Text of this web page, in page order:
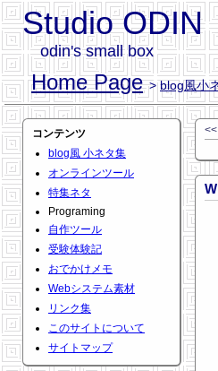
Studio ODIN
odin's small box
Home Page >blog風小
コンテンツ
blog風 小ネタ集
オンラインツール
特集ネタ
Programing
自作ツール
受験体験記
おでかけメモ
Webシステム素材
リンク集
このサイトについて
サイトマップ